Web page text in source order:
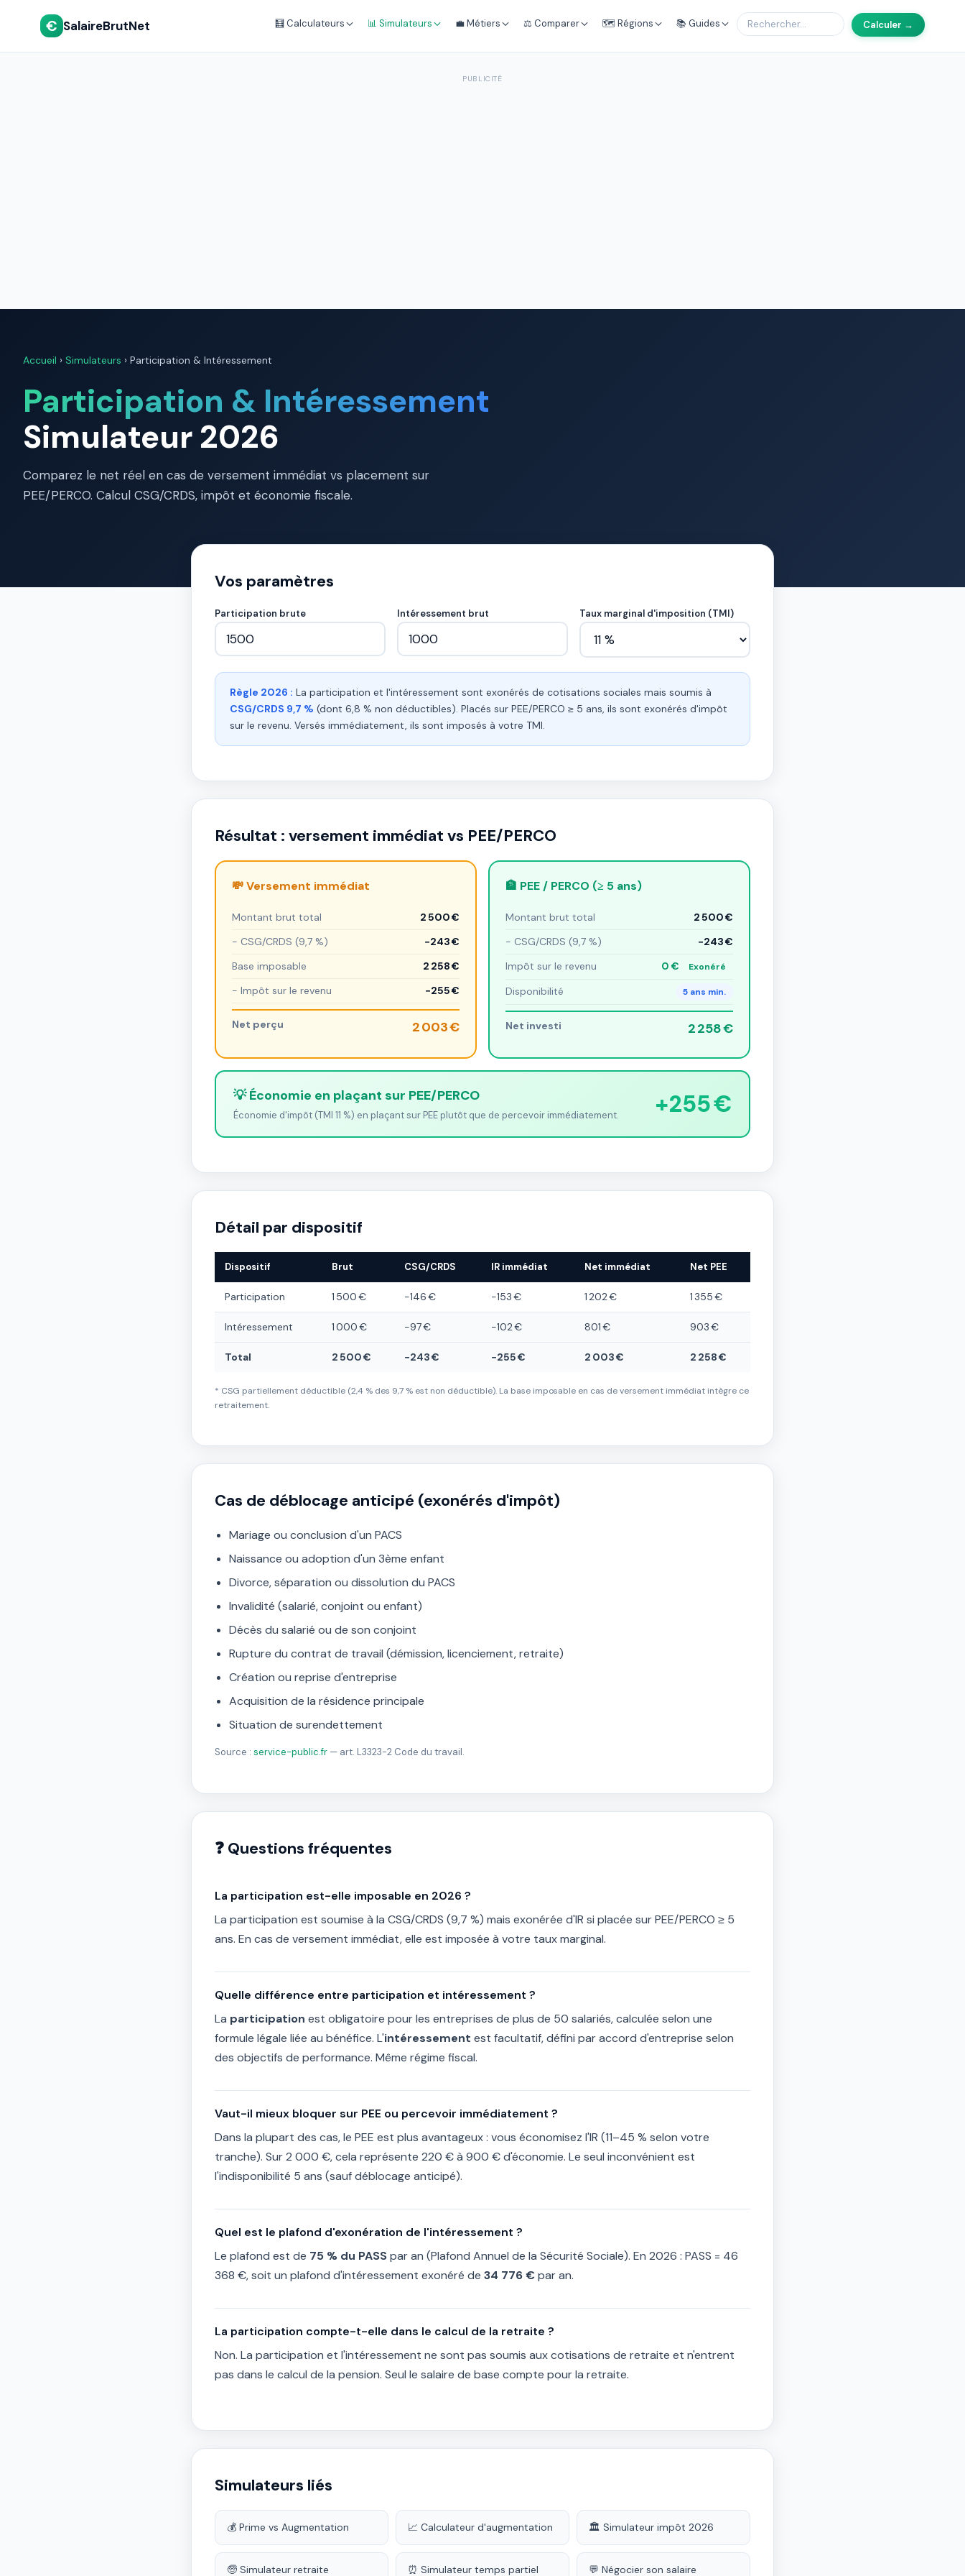
€ SalaireBrutNet 🧮 Calculateurs 📊 Simulateurs 💼 Métiers ⚖️ Comparer 🗺️ Régions 📚 Guides Calculer →
PUBLICITÉ
Accueil › Simulateurs › Participation & Intéressement
Participation & Intéressement
Simulateur 2026
Comparez le net réel en cas de versement immédiat vs placement sur
PEE/PERCO. Calcul CSG/CRDS, impôt et économie fiscale.
Vos paramètres
Participation brute Intéressement brut Taux marginal d'imposition (TMI)
Règle 2026 : La participation et l'intéressement sont exonérés de cotisations sociales mais soumis à
CSG/CRDS 9,7 % (dont 6,8 % non déductibles). Placés sur PEE/PERCO ≥ 5 ans, ils sont exonérés d'impôt
sur le revenu. Versés immédiatement, ils sont imposés à votre TMI.
Résultat : versement immédiat vs PEE/PERCO
💸 Versement immédiat
Montant brut total
2 500 €
− CSG/CRDS (9,7 %)
−243 €
Base imposable
2 258 €
− Impôt sur le revenu
−255 €
Net perçu 2 003 €
🏦 PEE / PERCO (≥ 5 ans)
Montant brut total
2 500 €
− CSG/CRDS (9,7 %)
−243 €
Impôt sur le revenu
0 € Exonéré
Disponibilité 5 ans min.
Net investi 2 258 €
💡 Économie en plaçant sur PEE/PERCO
Économie d'impôt (TMI 11 %) en plaçant sur PEE plutôt que de percevoir immédiatement. +255 €
Détail par dispositif
Dispositif Brut CSG/CRDS IR immédiat Net immédiat Net PEE
Participation 1 500 € −146 € −153 € 1 202 € 1 355 €
Intéressement 1 000 € −97 € −102 € 801 € 903 €
Total 2 500 € −243 € −255 € 2 003 € 2 258 €
* CSG partiellement déductible (2,4 % des 9,7 % est non déductible). La base imposable en cas de versement immédiat intègre ce
retraitement.
Cas de déblocage anticipé (exonérés d'impôt)
Mariage ou conclusion d'un PACS
Naissance ou adoption d'un 3ème enfant
Divorce, séparation ou dissolution du PACS
Invalidité (salarié, conjoint ou enfant)
Décès du salarié ou de son conjoint
Rupture du contrat de travail (démission, licenciement, retraite)
Création ou reprise d'entreprise
Acquisition de la résidence principale
Situation de surendettement
Source : service-public.fr — art. L3323-2 Code du travail.
❓ Questions fréquentes
La participation est-elle imposable en 2026 ?
La participation est soumise à la CSG/CRDS (9,7 %) mais exonérée d'IR si placée sur PEE/PERCO ≥ 5
ans. En cas de versement immédiat, elle est imposée à votre taux marginal.
Quelle différence entre participation et intéressement ?
La participation est obligatoire pour les entreprises de plus de 50 salariés, calculée selon une
formule légale liée au bénéfice. L'intéressement est facultatif, défini par accord d'entreprise selon
des objectifs de performance. Même régime fiscal.
Vaut-il mieux bloquer sur PEE ou percevoir immédiatement ?
Dans la plupart des cas, le PEE est plus avantageux : vous économisez l'IR (11–45 % selon votre
tranche). Sur 2 000 €, cela représente 220 € à 900 € d'économie. Le seul inconvénient est
l'indisponibilité 5 ans (sauf déblocage anticipé).
Quel est le plafond d'exonération de l'intéressement ?
Le plafond est de 75 % du PASSpar an (Plafond Annuel de la Sécurité Sociale). En 2026 : PASS = 46
368 €, soit un plafond d'intéressement exonéré de 34 776 € par an.
La participation compte-t-elle dans le calcul de la retraite ?
Non. La participation et l'intéressement ne sont pas soumis aux cotisations de retraite et n'entrent
pas dans le calcul de la pension. Seul le salaire de base compte pour la retraite.
Simulateurs liés
💰 Prime vs Augmentation 📈 Calculateur d'augmentation 🏛️ Simulateur impôt 2026
🧓 Simulateur retraite ⏰ Simulateur temps partiel 💬 Négocier son salaire